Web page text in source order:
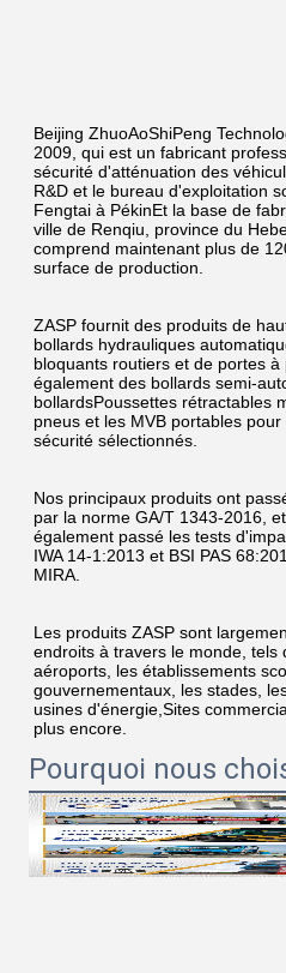
Beijing ZhuoAoShiPeng
2009, qui est un fabricant
sécurité d'atténuation des
R&D et le bureau d'exploitation
Fengtai à PékinEt la base de
ville de Renqiu, province du
comprend maintenant plus de
surface de production.
ZASP fournit des produits de
bollards hydrauliques
bloquants routiers et de portes
également des bollards semi-
bollardsPoussettes rétractables
pneus et les MVB portables
sécurité sélectionnés.
Nos principaux produits ont
par la norme GA/T 1343-2016,
également passé les tests
IWA 14-1:2013 et BSI PAS
MIRA.
Les produits ZASP sont
endroits à travers le monde, tels
aéroports, les établissements
gouvernementaux, les stades,
usines d'énergie,Sites
plus encore.
Pourquoi nous